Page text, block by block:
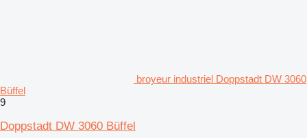
broyeur industriel Doppstadt DW 3060
Büffel
9
Doppstadt DW 3060 Büffel